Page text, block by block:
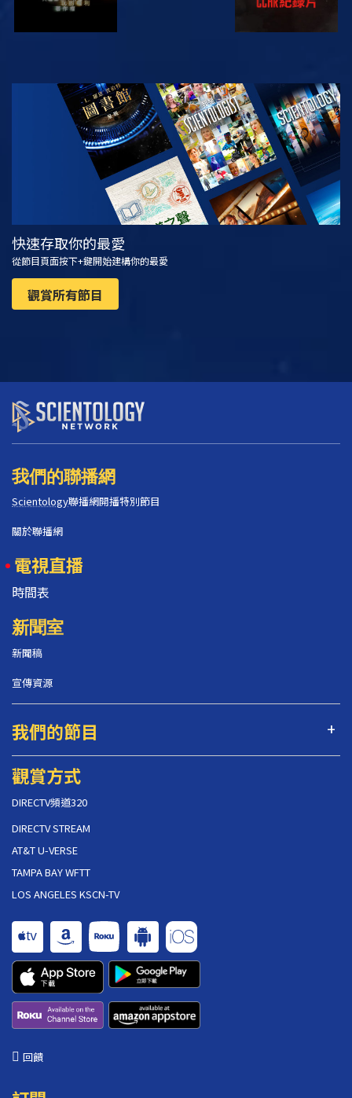
觀看 探索系列節目
快速存取你的最愛
從節目頁面按下+鍵開始建構你的最愛
觀賞所有節目
我們的聯播網
Scientology聯播網開播特別節目
關於聯播網
電視直播
時間表
新聞室
新聞稿
宣傳資源
我們的節目
觀賞方式
DIRECTV頻道320
DIRECTV STREAM
AT&T U-VERSE
TAMPA BAY WFTT
LOS ANGELES KSCN-TV
回饋